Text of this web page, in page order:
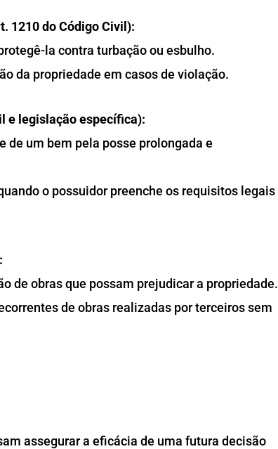
1210 do Código Civil):
la contra turbação ou esbulho.
da propriedade em casos de violação.
e legislação específica):
de um bem pela posse prolongada e
o possuidor preenche os requisitos legais
de obras que possam prejudicar a propriedade.
de obras realizadas por terceiros sem
assegurar a eficácia de uma futura decisão